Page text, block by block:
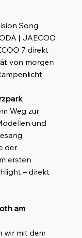
Song
| JAECOO
7 direkt
von morgen
Weg zur
und
der
ersten
– direkt
am
wir mit dem